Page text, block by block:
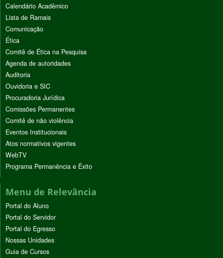
Calendário Acadêmico
Lista de Ramais
Comunicação
Ética
Comitê de Ética na Pesquisa
Agenda de autoridades
Auditoria
Ouvidoria e SIC
Procuradoria Jurídica
Comissões Permanentes
Comitê de não violência
Eventos Institucionais
Atos normativos vigentes
WebTV
Programa Permanência e Êxito
Menu de Relevância
Portal do Aluno
Portal do Servidor
Portal do Egresso
Nossas Unidades
Guia de Cursos